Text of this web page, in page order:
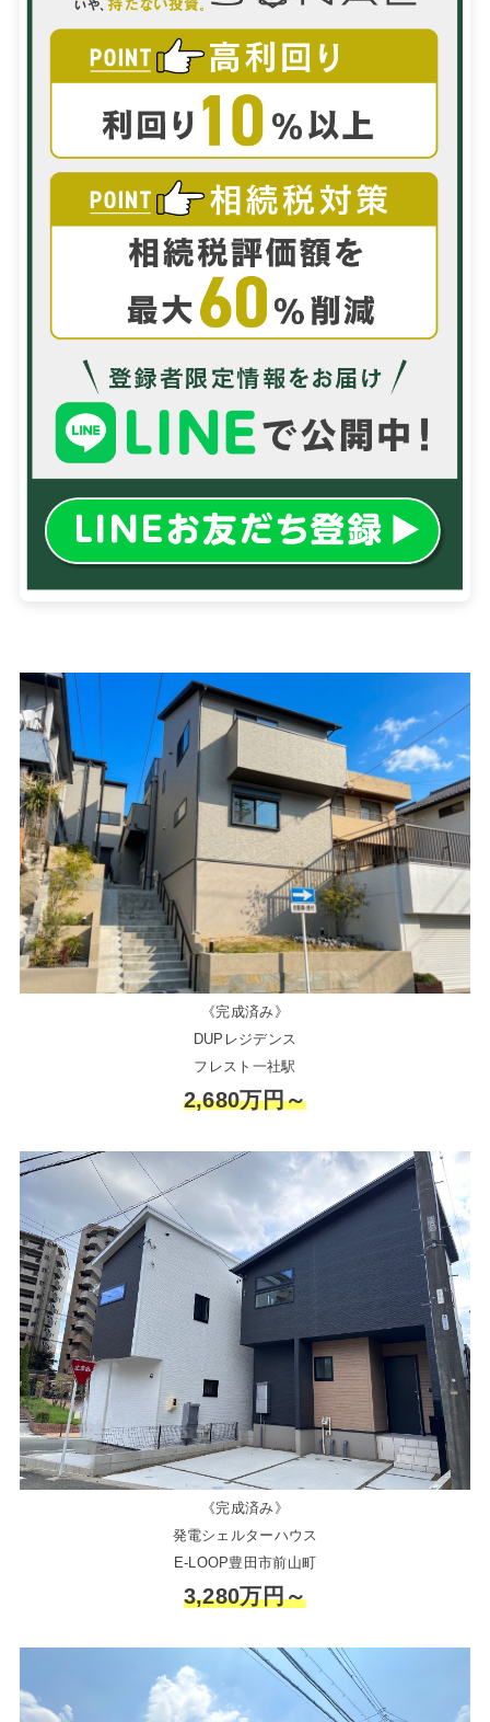
《完成済み》
DUPレジデンス
フレスト一社駅
2,680万円～
《完成済み》
発電シェルターハウス
E-LOOP豊田市前山町
3,280万円～